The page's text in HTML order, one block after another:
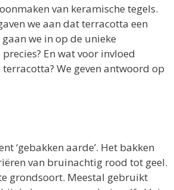
van keramische tegels.
we aan dat terracotta een
we in op de unieke
En wat voor invloed
We geven antwoord op
‘gebakken aarde’. Het bakken
van bruinachtig rood tot geel.
grondsoort. Meestal gebruikt